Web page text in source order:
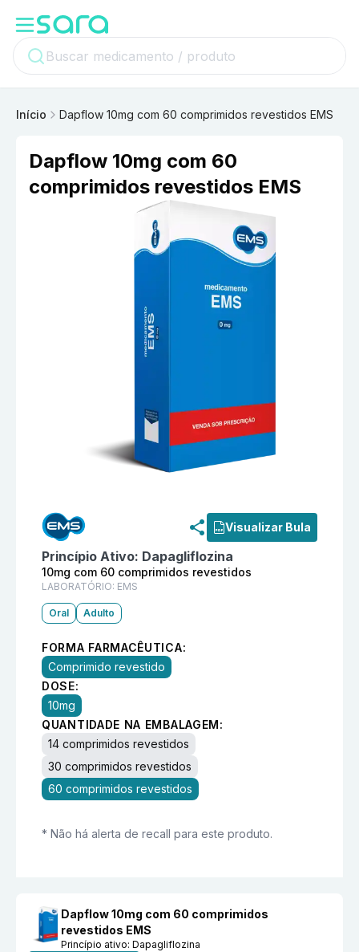
Início Dapflow 10mg com 60 comprimidos revestidos EMS
Dapflow 10mg com 60
comprimidos revestidos EMS
Visualizar Bula
Princípio Ativo: Dapagliflozina
10mg com 60 comprimidos revestidos
LABORATÓRIO: EMS
Oral Adulto
FORMA FARMACÊUTICA:
Comprimido revestido
DOSE:
10mg
QUANTIDADE NA EMBALAGEM:
14 comprimidos revestidos
30 comprimidos revestidos
60 comprimidos revestidos
* Não há alerta de recall para este produto.
Dapflow 10mg com 60 comprimidos
revestidos EMS
Princípio ativo:Dapagliflozina